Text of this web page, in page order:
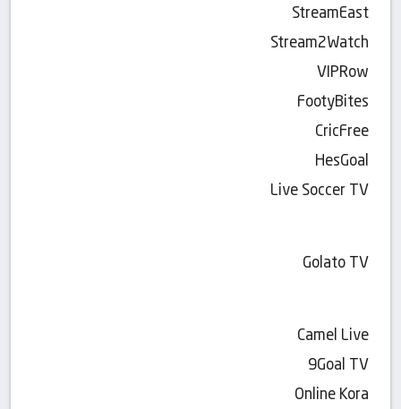
StreamEast
Stream2Watch
VIPRow
FootyBites
CricFree
HesGoal
Live Soccer TV
Golato TV
Camel Live
9Goal TV
Online Kora